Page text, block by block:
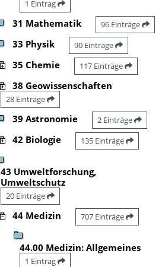
1 Eintrag
31 Mathematik 96 Einträge
33 Physik 90 Einträge
35 Chemie 117 Einträge
38 Geowissenschaften
28 Einträge
39 Astronomie 2 Einträge
42 Biologie 135 Einträge
43 Umweltforschung,
Umweltschutz
20 Einträge
44 Medizin 707 Einträge
44.00 Medizin: Allgemeines
1 Eintrag